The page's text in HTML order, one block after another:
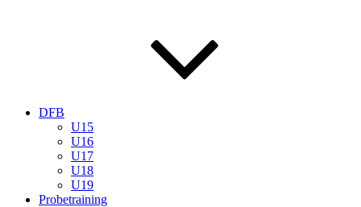
DFB
U15
U16
U17
U18
U19
Probetraining